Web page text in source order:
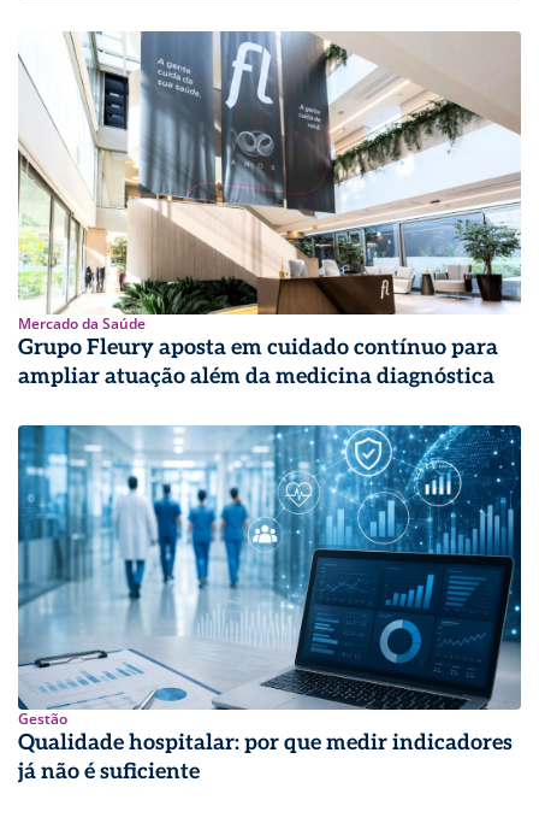
Mercado da Saúde
Grupo Fleury aposta em cuidado contínuo para
ampliar atuação além da medicina diagnóstica
Gestão
Qualidade hospitalar: por que medir indicadores
já não é suficiente